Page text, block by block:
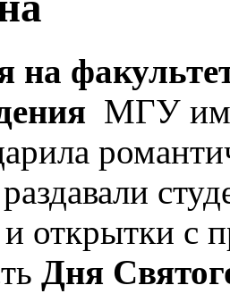
на
МГУ
раздавали
открытки с
Дня